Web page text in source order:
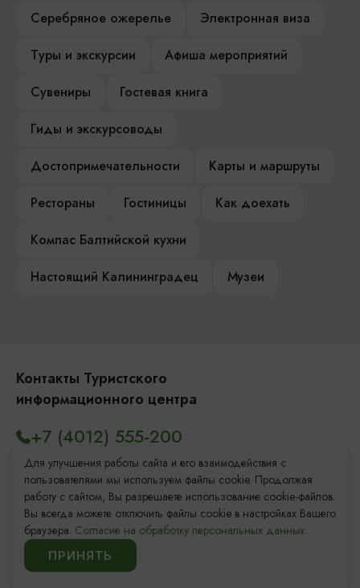
Серебряное ожерелье
Электронная виза
Туры и экскурсии
Афиша мероприятий
Сувениры
Гостевая книга
Гиды и экскурсоводы
Достопримечательности
Карты и маршруты
Рестораны
Гостиницы
Как доехать
Компас Балтийской кухни
Настоящий Калининградец
Музеи
Контакты Туристского
информационного центра
Площадь Победы, 1 Закрыто
ул. Октябрьская, 2/3 Закрыто
+7 (4012) 555-200
8 (800) 200-55-39
info@visit-kaliningrad.ru
Для улучшения работы сайта и его взаимодействия с
пользователями мы используем файлы cookie. Продолжая
работу с сайтом, Вы разрешаете использование cookie-файлов.
Вы всегда можете отключить файлы cookie в настройках Вашего
браузера. Согласие на обработку персональных данных.
ПРИНЯТЬ